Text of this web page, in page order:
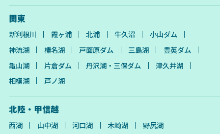
関東
新利根川 霞ヶ浦 北浦 牛久沼
小山ダム
神流湖
榛名湖 戸面原ダム 三島湖
豊英ダム
亀山湖
片倉ダム 丹沢湖・三保ダム
津久井湖
相模湖
芦ノ湖
北陸・甲信越
西湖 山中湖 河口湖 木崎湖 野尻湖